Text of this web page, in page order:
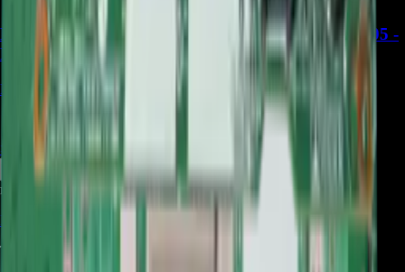
Main board BPR Total Assembly LG EBU67402505 -
REP-2714
Precio Regular:
> ver_
> desbloquear oferta_
root@ops:~# PREGUNTAS [ 0 ]
_
Iniciá sesión
Todavía no hay preguntas respondidas. Hacé la primera.